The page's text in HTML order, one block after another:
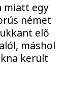
miatt egy
német
elő
máshol
került